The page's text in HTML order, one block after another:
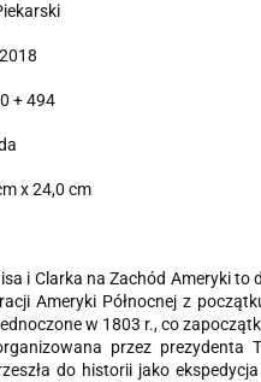
+ 494
x 24,0 cm
i Clarka na Zachód Amerykito
Ameryki Północnej z
w 1803 r., co
przez
do historii jako